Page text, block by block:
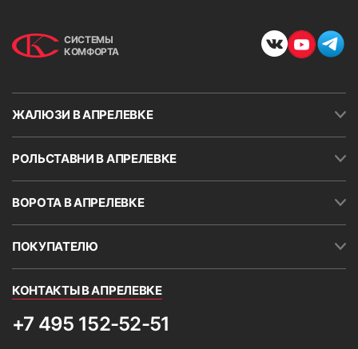
СИСТЕМЫ
КОМФОРТА
ЖАЛЮЗИ В АПРЕЛЕВКЕ
РОЛЬСТАВНИ В АПРЕЛЕВКЕ
ВОРОТА В АПРЕЛЕВКЕ
ПОКУПАТЕЛЮ
КОНТАКТЫ В АПРЕЛЕВКЕ
+7 495 152-52-51